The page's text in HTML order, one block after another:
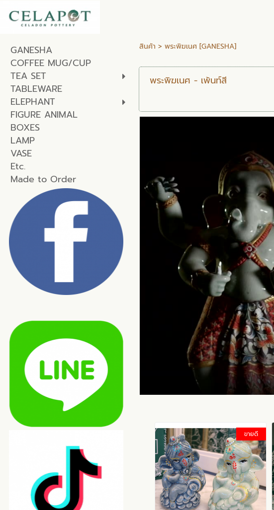
GANESHA
COFFEE MUG/CUP
TEA SET
TABLEWARE
ELEPHANT
FIGURE ANIMAL
BOXES
LAMP
VASE
Etc.
Made to Order
สินค้า > พระพิฆเนศ [GANESHA]
พระพิฆเนศ - เพ้นท์สี
ขายดี